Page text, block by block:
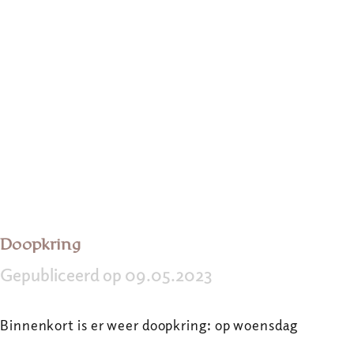
Doopkring
Gepubliceerd op 09.05.2023
Binnenkort is er weer doopkring: op woensdag